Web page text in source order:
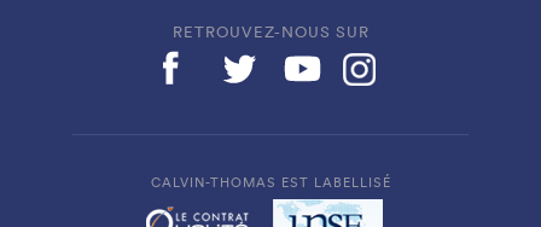
RETROUVEZ-NOUS SUR
CALVIN-THOMAS EST LABELLISÉ